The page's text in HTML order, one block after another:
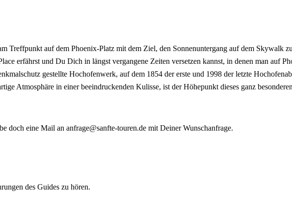
Treffpunkt auf dem Phoenix-Platz mit dem Ziel, den Sonnenuntergang auf dem Skywalk
erfährst und Du Dich in längst vergangene Zeiten versetzen kannst, in denen man auf
gestellte Hochofenwerk, auf dem 1854 der erste und 1998 der letzte
Atmosphäre in einer beeindruckenden Kulisse, ist der Höhepunkt dieses ganz
doch eine Mail an anfrage@sanfte-touren.de mit Deiner Wunschanfrage.
des Guides zu hören.